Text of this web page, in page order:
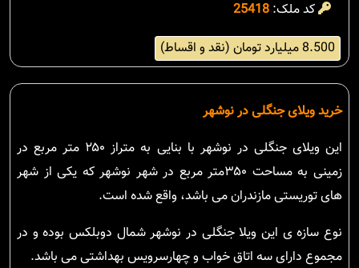
کد ملک: 25418
8.500 میلیارد تومان (نقد و اقساط)
خرید ویلای جنگلی در نوشهر
این ویلای جنگلی در نوشهر با بنایی به متراز ۲۵۰ متر مربع در
زمینی به مساحت ۳۵۰متر مربع در شهر نوشهر که یکی از شهر
های توریستی مازندران می باشد، واقع شده است.
نوع سازه ی این ویلا جنگلی در نوشهر شمال دوبلکس بوده و در
مجموع دارای سه اتاق خواب و چهارسرویس بهداشتی می باشد.